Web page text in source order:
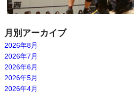
月別アーカイブ
2026年8月
2026年7月
2026年6月
2026年5月
2026年4月